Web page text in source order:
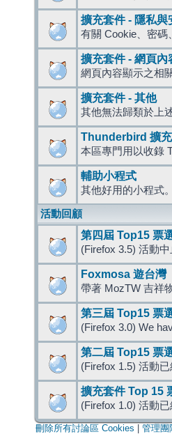
擴充套件 - 隱私與
有關 Cookie、密
擴充套件 - 網頁內
網頁內容顯示之相
擴充套件 - 其他
其他無法歸類於上
Thunderbird 擴
本區專門用以收錄
輔助小程式
其他好用的小程式。
活動回顧
第四屆 Top15 票
(Firefox 3.5) 活動中
Foxmosa 遊台灣
帶著 MozTW 吉祥
第三屆 Top15 票
(Firefox 3.0) We
第二屆 Top15 票
(Firefox 1.5) 活動已
擴充套件 Top 15
(Firefox 1.0) 活動已
刪除所有討論區 Cookies 管理團